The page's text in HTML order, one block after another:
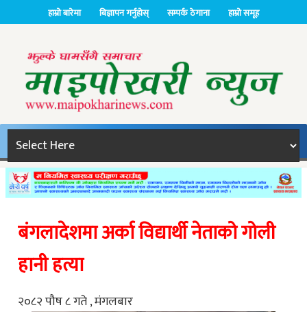
हाम्रो बारेमा बिज्ञापन गर्नुहोस् सम्पर्क ठेगाना हाम्रो समूह
बंगलादेशमा अर्का विद्यार्थी नेताको गोली
हानी हत्या
२०८२ पौष ८ गते , मंगलबार